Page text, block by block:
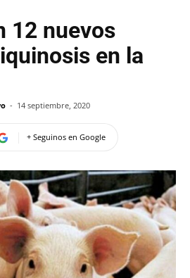
12 nuevos
en la
- 14 septiembre, 2020
+ Seguinos en Google